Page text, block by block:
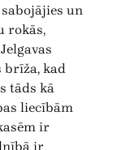
un
rokās,
brīža, kad
tāds kā
liecībām
ir
ir